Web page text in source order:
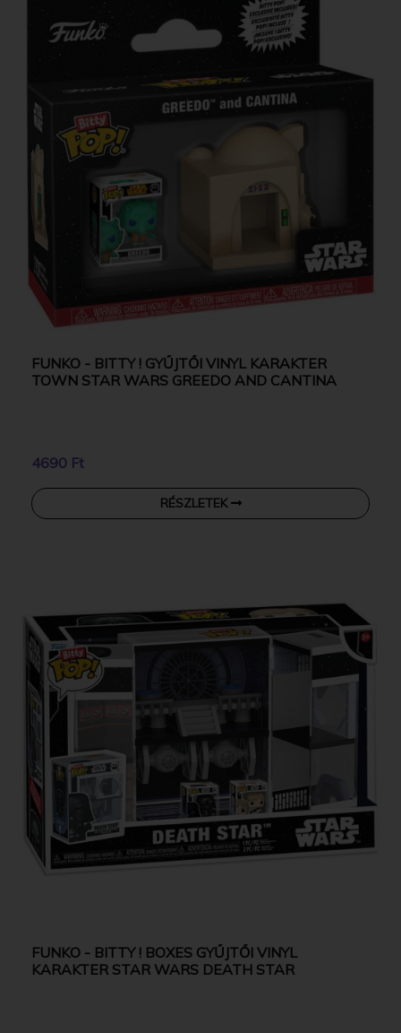
FUNKO - BITTY ! GYŰJTŐI VINYL KARAKTER
TOWN STAR WARS GREEDO AND CANTINA
4690 Ft
RÉSZLETEK
FUNKO - BITTY ! BOXES GYŰJTŐI VINYL
KARAKTER STAR WARS DEATH STAR